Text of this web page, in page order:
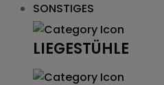
SONSTIGES
LIEGESTÜHLE